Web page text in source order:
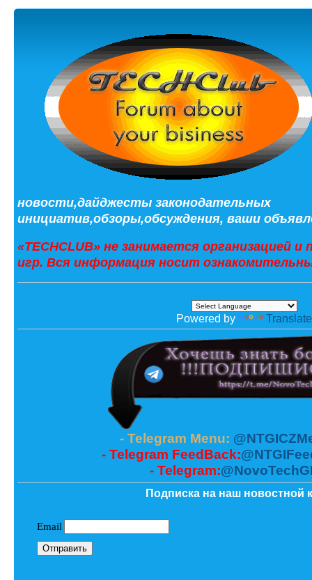
новости,дайджесты законодательных
инициатив,обзоры,обсуждения, ваши
«TECHCLUB» не занимается организацией
игр. Вся информация носит
Powered by Translate
- Telegram Menu:
- Telegram FeedBack:
- Telegram:
Подписка на наш новостной